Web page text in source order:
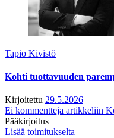
Tapio Kivistö
Kohti tuottavuuden
Kirjoitettu 29.5.2026
Ei kommentteja artikkeliin
Pääkirjoitus
Lisää toimitukselta